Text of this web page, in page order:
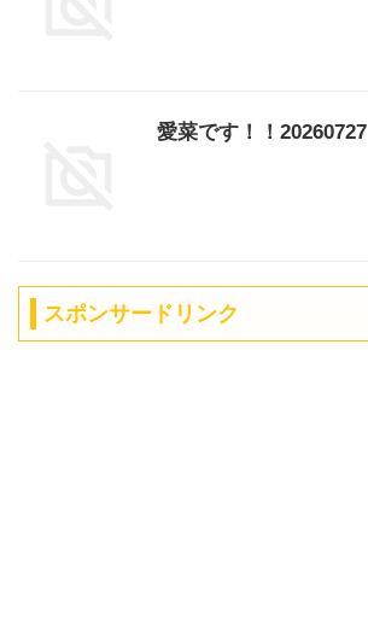
愛菜です！！20260727
スポンサードリンク